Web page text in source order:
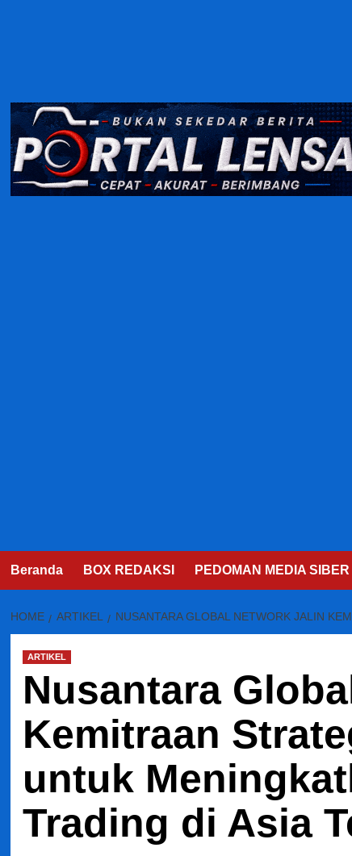
Beranda BOX REDAKSI PEDOMAN MEDIA SIBER
HOME ARTIKEL NUSANTARA GLOBAL NETWORK JALIN
ARTIKEL
Nusantara
Kemitraan
untuk
Trading di Asia